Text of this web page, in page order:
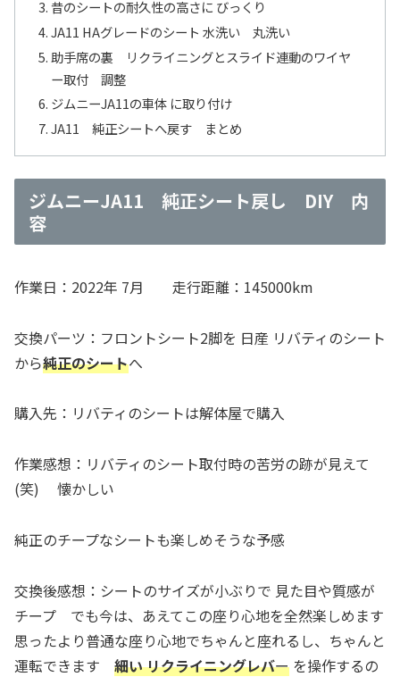
昔のシートの耐久性の高さに びっくり
JA11 HAグレードのシート 水洗い 丸洗い
助手席の裏 リクライニングとスライド連動のワイヤ
ー取付 調整
ジムニーJA11の車体 に取り付け
JA11 純正シートへ戻す まとめ
ジムニーJA11 純正シート戻し DIY 内
容
作業日：2022年 7月 走行距離：145000km
交換パーツ：フロントシート2脚を 日産 リバティのシート
から純正のシートへ
購入先：リバティのシートは解体屋で購入
作業感想：リバティのシート取付時の苦労の跡が見えて
(笑) 懐かしい
純正のチープなシートも楽しめそうな予感
交換後感想：シートのサイズが小ぶりで 見た目や質感が
チープ でも今は、あえてこの座り心地を全然楽しめます
思ったより普通な座り心地でちゃんと座れるし、ちゃんと
運転できます
細い リクライニングレバー を操作するの